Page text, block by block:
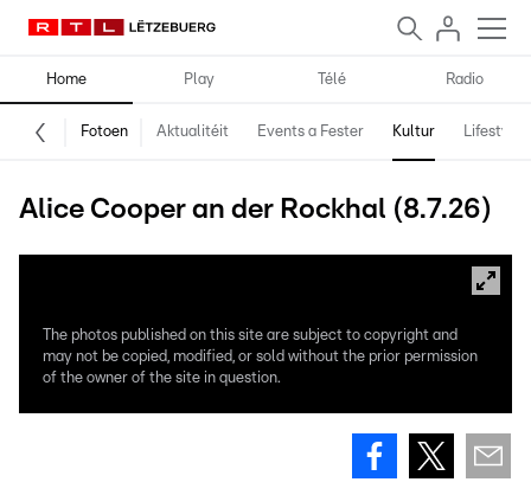
Home Play Télé Radio
Fotoen Aktualitéit Events a Fester Kultur Lifestyle
Alice Cooper an der Rockhal (8.7.26)
The photos published on this site are subject to copyright and
may not be copied, modified, or sold without the prior permission
of the owner of the site in question.